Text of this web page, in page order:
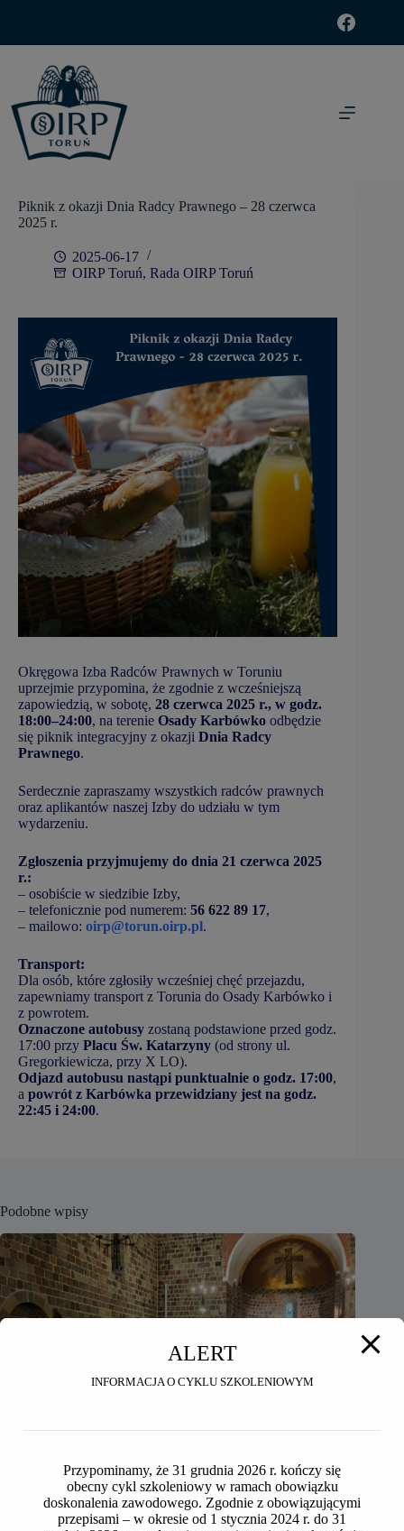
Piknik z okazji Dnia Radcy Prawnego – 28 czerwca
2025 r.
2025-06-17
OIRP Toruń, Rada OIRP Toruń
Okręgowa Izba Radców Prawnych w Toruniu
uprzejmie przypomina, że zgodnie z wcześniejszą
zapowiedzią, w sobotę, 28 czerwca 2025 r., w godz.
18:00–24:00, na terenie Osady Karbówko odbędzie
się piknik integracyjny z okazji Dnia Radcy
Prawnego.
Serdecznie zapraszamy wszystkich radców prawnych
oraz aplikantów naszej Izby do udziału w tym
wydarzeniu.
Zgłoszenia przyjmujemy do dnia 21 czerwca 2025
r.:
– osobiście w siedzibie Izby,
– telefonicznie pod numerem: 56 622 89 17,
– mailowo: oirp@torun.oirp.pl.
Transport:
Dla osób, które zgłosiły wcześniej chęć przejazdu,
zapewniamy transport z Torunia do Osady Karbówko i
z powrotem.
Oznaczone autobusy zostaną podstawione przed godz.
17:00 przy Placu Św. Katarzyny (od strony ul.
Gregorkiewicza, przy X LO).
Odjazd autobusu nastąpi punktualnie o godz. 17:00,
a powrót z Karbówka przewidziany jest na godz.
22:45 i 24:00.
Podobne wpisy
ALERT
INFORMACJA O CYKLU SZKOLENIOWYM
Przypominamy, że 31 grudnia 2026 r. kończy się
obecny cykl szkoleniowy w ramach obowiązku
doskonalenia zawodowego. Zgodnie z obowiązującymi
przepisami – w okresie od 1 stycznia 2024 r. do 31